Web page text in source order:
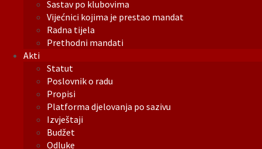
Sastav po klubovima
Vijećnici kojima je prestao mandat
Radna tijela
Prethodni mandati
Akti
Statut
Poslovnik o radu
Propisi
Platforma djelovanja po sazivu
Izvještaji
Budžet
Odluke